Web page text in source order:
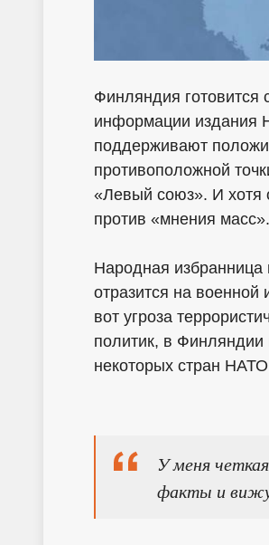
Финляндия
информации издания
поддерживают
противоположной
«Левый союз». И хотя
против «мнения масс».
Народная избранница
отразится на военной
вот угроза
политик, в Финляндии
некоторых стран
У меня
факты и